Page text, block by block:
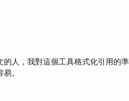
人，我對這個工具格式化引用的
。